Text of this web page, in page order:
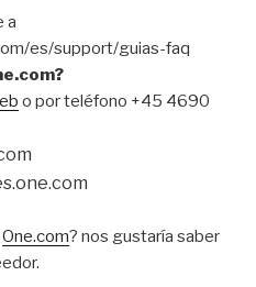
a
es/support/guias-faq
o por teléfono +45 4690
One.com? nos gustaría saber